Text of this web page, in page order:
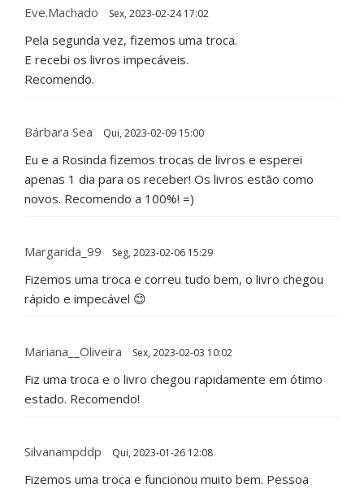
Eve.Machado Sex, 2023-02-24 17:02
Pela segunda vez, fizemos uma troca.
E recebi os livros impecáveis.
Recomendo.
Bárbara Sea Qui, 2023-02-09 15:00
Eu e a Rosinda fizemos trocas de livros e esperei
apenas 1 dia para os receber! Os livros estão como
novos. Recomendo a 100%! =)
Margarida_99 Seg, 2023-02-06 15:29
Fizemos uma troca e correu tudo bem, o livro chegou
rápido e impecável 😊
Mariana__Oliveira Sex, 2023-02-03 10:02
Fiz uma troca e o livro chegou rapidamente em ótimo
estado. Recomendo!
Silvanampddp Qui, 2023-01-26 12:08
Fizemos uma troca e funcionou muito bem. Pessoa